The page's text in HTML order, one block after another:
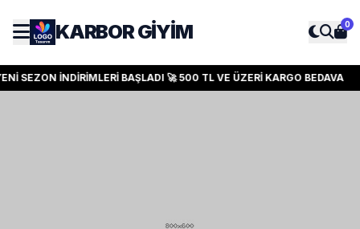
KARBOR GIYIM 0
SEZON İNDİRİMLERİ BAŞLADI 🚀 500 TL VE ÜZERİ KARGO BEDAVA